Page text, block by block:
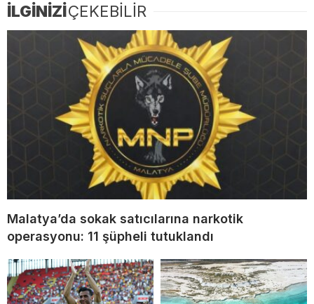
İLGİNİZİÇEKEBİLİR
Malatya’da sokak satıcılarına narkotik
operasyonu: 11 şüpheli tutuklandı